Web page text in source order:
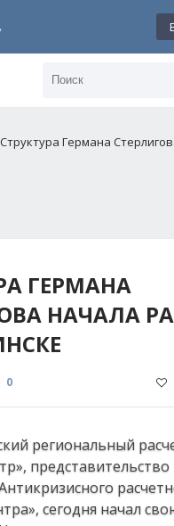
Германа
ГЕРМАНА
НАЧАЛА
0
региональный
представительство
сегодня начал